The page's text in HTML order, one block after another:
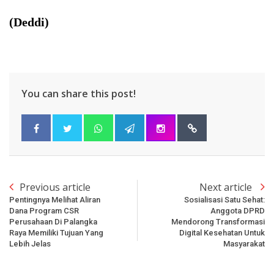
(Deddi)
You can share this post!
Previous article
Pentingnya Melihat Aliran
Dana Program CSR
Perusahaan Di Palangka
Raya Memiliki Tujuan Yang
Lebih Jelas
Next article
Sosialisasi Satu Sehat:
Anggota DPRD
Mendorong Transformasi
Digital Kesehatan Untuk
Masyarakat